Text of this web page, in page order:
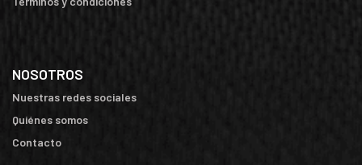
NOSOTROS
Nuestras redes sociales
Quiénes somos
Contacto